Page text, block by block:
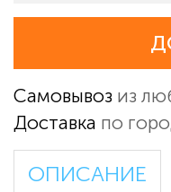
Самовывоз из
Доставка по
ОПИСАНИЕ